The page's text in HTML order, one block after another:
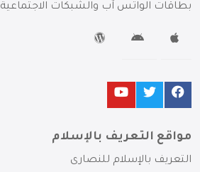
بطاقات الواتس آب والشبكات الاجتماعية
مواقع التعريف بالإسلام
التعريف بالإسلام للنصارى